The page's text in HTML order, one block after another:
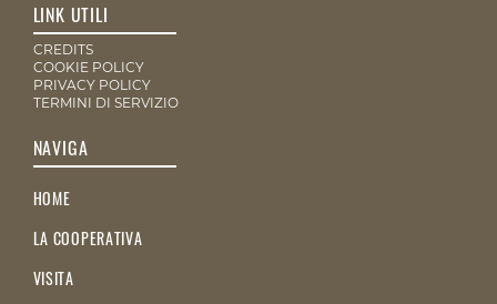
LINK UTILI
CREDITS
COOKIE POLICY
PRIVACY POLICY
TERMINI DI SERVIZIO
NAVIGA
HOME
LA COOPERATIVA
VISITA